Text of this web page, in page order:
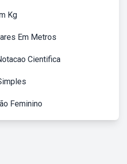
Kg
Em Metros
Cientifica
Feminino